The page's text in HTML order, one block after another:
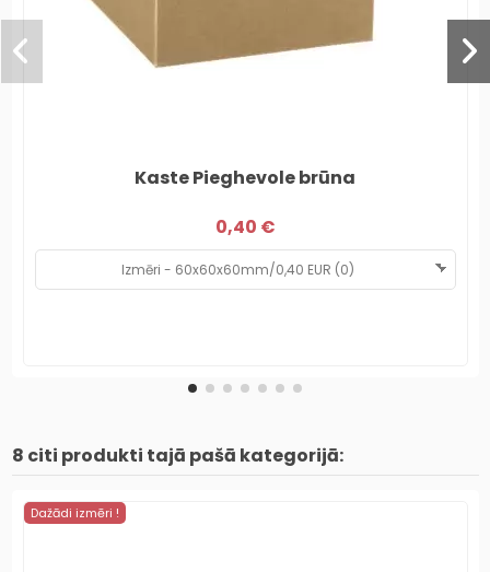
Kaste Pieghevole brūna
0,40 €
8 citi produkti tajā pašā kategorijā:
Dažādi izmēri !